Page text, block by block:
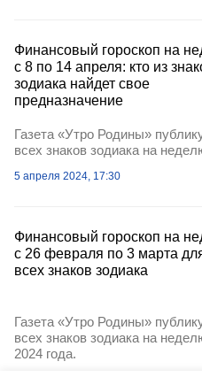
Финансовый гороскоп на
с 8 по 14 апреля: кто из
зодиака найдет свое
предназначение
Газета «Утро Родины»
всех знаков зодиака на
5 апреля 2024, 17:30
Финансовый гороскоп на
с 26 февраля по 3 марта
всех знаков зодиака
Газета «Утро Родины»
всех знаков зодиака на
2024 года.